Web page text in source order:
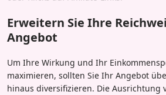
Erweitern Sie Ihre
Angebot
Um Ihre Wirkung und Ihr
maximieren, sollten Sie Ihr Angebot
hinaus diversifizieren. Die Ausrichtung